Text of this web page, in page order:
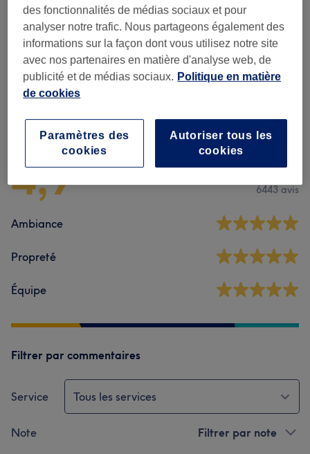
Naturelle Au MIEL « peau
Sensible » (1)
à partir de 15 €
Épilation Au SUCRE - Homme (2) à partir de 20 €
Avis sur le salon
4,9 6443 avis
Ambiance
Propreté
Équipe
Filtrer par commentaires
Service Tous les services
Note Filtrer par note
des fonctionnalités de médias sociaux et pour
analyser notre trafic. Nous partageons également des
informations sur la façon dont vous utilisez notre site
avec nos partenaires en matière d'analyse web, de
publicité et de médias sociaux. Politique en matière
de cookies
Autoriser tous les
cookies
Paramètres des
cookies